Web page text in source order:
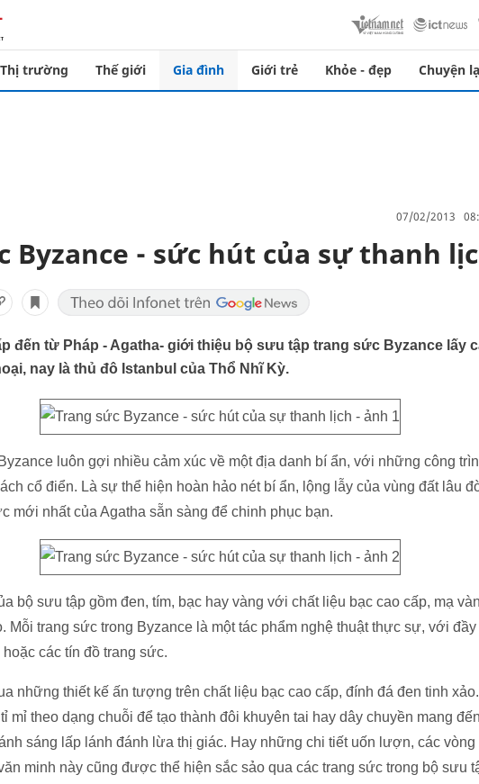
Thị trường Thế giới Gia đình Giới trẻ Khỏe - đẹp Chuyện lạ
07/02/2013
Byzance - sức hút của sự thanh
đến từ Pháp - Agatha- giới thiệu bộ sưu tập trang sức Byzance lấy
nay là thủ đô Istanbul của Thổ Nhĩ Kỳ.
luôn gợi nhiều cảm xúc về một địa danh bí ẩn, với những công
cổ điển. Là sự thể hiện hoàn hảo nét bí ẩn, lộng lẫy của vùng đất lâu
mới nhất của Agatha sẵn sàng để chinh phục bạn.
bộ sưu tập gồm đen, tím, bạc hay vàng với chất liệu bạc cao cấp, mạ
Mỗi trang sức trong Byzance là một tác phẩm nghệ thuật thực sự, với
các tín đồ trang sức.
những thiết kế ấn tượng trên chất liệu bạc cao cấp, đính đá đen tinh
mỉ theo dạng chuỗi để tạo thành đôi khuyên tai hay dây chuyền mang
sáng lấp lánh đánh lừa thị giác. Hay những chi tiết uốn lượn, các vòng
minh này cũng được thể hiện sắc sảo qua các trang sức trong bộ sưu